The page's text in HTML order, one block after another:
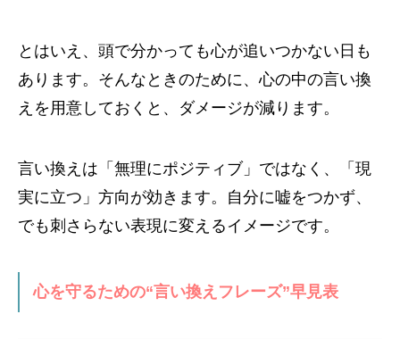
とはいえ、頭で分かっても心が追いつかない日も
あります。そんなときのために、心の中の言い換
えを用意しておくと、ダメージが減ります。
言い換えは「無理にポジティブ」ではなく、「現
実に立つ」方向が効きます。自分に嘘をつかず、
でも刺さらない表現に変えるイメージです。
心を守るための“言い換えフレーズ”早見表